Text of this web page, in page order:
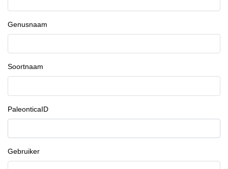
Genusnaam
Soortnaam
PaleonticaID
Gebruiker